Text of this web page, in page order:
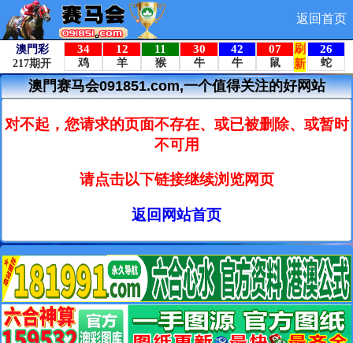
返回首页
澳門赛马会091851.com,一个值得关注的好网站
对不起，您请求的页面不存在、或已被删除、或暂时
不可用
请点击以下链接继续浏览网页
返回网站首页